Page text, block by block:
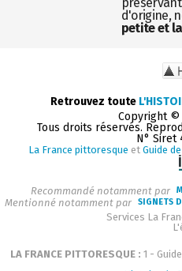
d'origine,
petite et
Retrouvez toute
Copyright ©
Tous droits réservés.
N° Siret
La France pittoresque et Guide
Recommandé notamment par
Mentionné notamment par SIGNETS
Services La
LA FRANCE PITTORESQUE : 1 -